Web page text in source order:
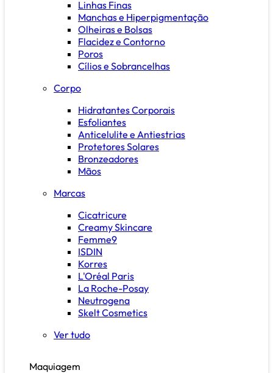
Linhas Finas
Manchas e Hiperpigmentação
Olheiras e Bolsas
Flacidez e Contorno
Poros
Cílios e Sobrancelhas
Corpo
Hidratantes Corporais
Esfoliantes
Anticelulite e Antiestrias
Protetores Solares
Bronzeadores
Mãos
Marcas
Cicatricure
Creamy Skincare
Femme9
ISDIN
Korres
L'Oréal Paris
La Roche-Posay
Neutrogena
Skelt Cosmetics
Ver tudo
Maquiagem